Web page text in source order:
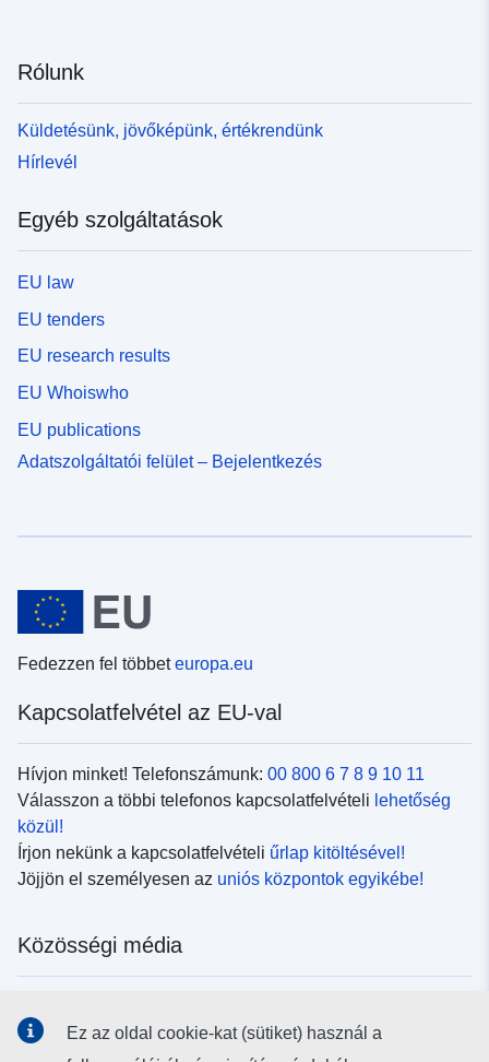
Rólunk
Küldetésünk, jövőképünk, értékrendünk
Hírlevél
Egyéb szolgáltatások
EU law
EU tenders
EU research results
EU Whoiswho
EU publications
Adatszolgáltatói felület – Bejelentkezés
Fedezzen fel többeteuropa.eu
Kapcsolatfelvétel az EU-val
Hívjon minket! Telefonszámunk: 00 800 6 7 8 9 10 11
Válasszon a többi telefonos kapcsolatfelvételi lehetőség
közül!
Írjon nekünk a kapcsolatfelvételi űrlap kitöltésével!
Jöjjön el személyesen az uniós központok egyikébe!
Közösségi média
Ez az oldal cookie-kat (sütiket) használ a